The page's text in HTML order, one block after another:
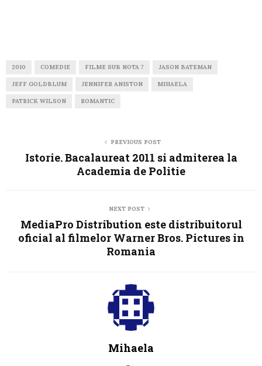
2010 COMEDIE FILME SUB NOTA 7 JASON BATEMAN
JEFF GOLDBLUM JENNIFER ANISTON MIHAELA
PATRICK WILSON ROMANTIC
PREVIOUS POST
Istorie. Bacalaureat 2011 si admiterea la
Academia de Politie
NEXT POST
MediaPro Distribution este distribuitorul
oficial al filmelor Warner Bros. Pictures in
Romania
Mihaela